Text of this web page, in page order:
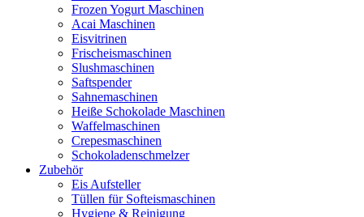
Frozen Yogurt Maschinen
Acai Maschinen
Eisvitrinen
Frischeismaschinen
Slushmaschinen
Saftspender
Sahnemaschinen
Heiße Schokolade Maschinen
Waffelmaschinen
Crepesmaschinen
Schokoladenschmelzer
Zubehör
Eis Aufsteller
Tüllen für Softeismaschinen
Hygiene & Reinigung